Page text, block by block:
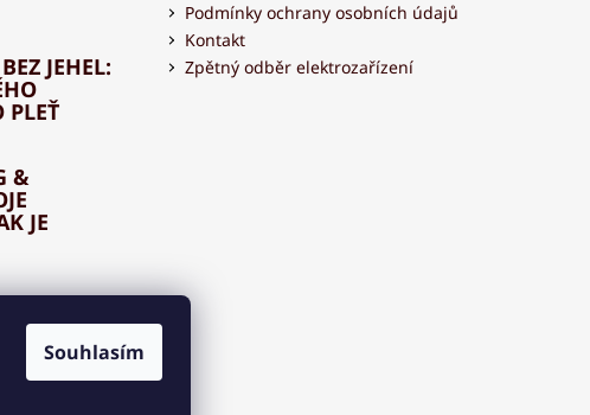
Souhlasím
JEHEL:
PLEŤ
&
JE
S
Podmínky ochrany osobních údajů
Kontakt
Zpětný odběr elektrozařízení